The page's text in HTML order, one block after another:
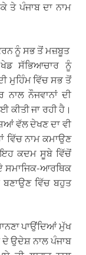
ਤੇ ਪੰਜਾਬ ਦਾ ਨਾਮ
ਨੂੰ ਸਭ ਤੋਂ ਮਜ਼ਬੂਤ
ਸੱਭਿਆਚਾਰ ਨੂੰ
ਮੁਹਿੰਮ ਵਿੱਚ ਸਭ ਤੋਂ
ਨੌਜਵਾਨਾਂ ਦੀ
ਕੀਤੀ ਜਾ ਰਹੀ ਹੈ।
ਵੱਲ ਦੇਖਣ ਦਾ ਵੀ
ਵਿੱਚ ਨਾਮ ਕਮਾਉਣ
ਕਦਮ ਸੂਬੇ ਵਿੱਚੋਂ
ਸਮਾਜਿਕ-ਆਰਥਿਕ
ਬਣਾਉਣ ਵਿੱਚ ਬਹੁਤ
ਪਾਉਂਦਿਆਂ ਮੁੱਖ
ਉਦੇਸ਼ ਨਾਲ ਪੰਜਾਬ